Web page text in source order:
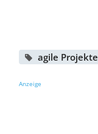
agile Projekte
Anzeige